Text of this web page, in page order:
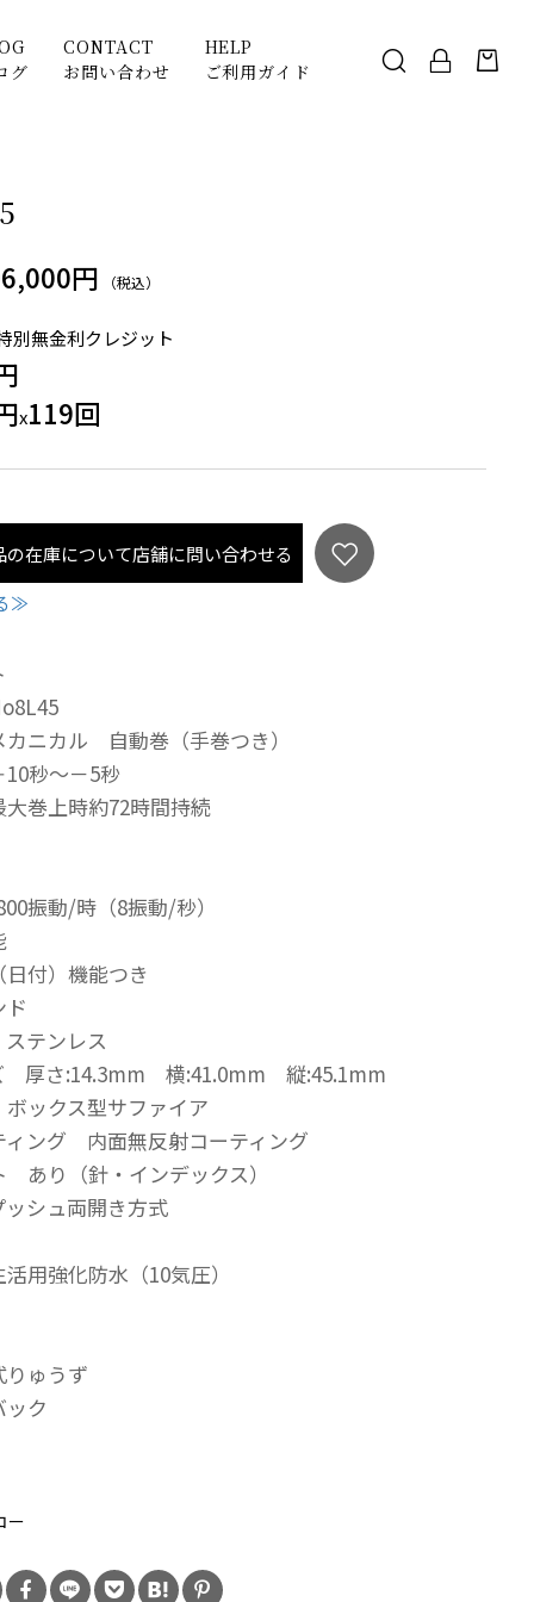
グ
CONTACT
お問い合わせ
HELP
ご利用ガイド
円 （税込）
別無金利クレジット
x119回
の在庫について店舗に問い合わせる
≫
ニカル 自動巻（手巻つき）
秒～－5秒
巻上時約72時間持続
振動/時（8振動/秒）
付）機能つき
ド
テンレス
厚さ:14.3mm 横:41.0mm 縦:45.1mm
ックス型サファイア
ィング 内面無反射コーティング
あり（針・インデックス）
シュ両開き方式
用強化防水（10気圧）
りゅうず
ック
ー